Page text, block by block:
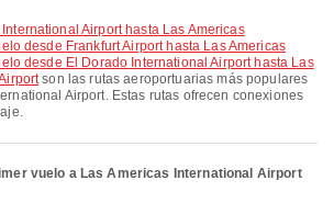
desde Frankfurt Airport hasta Las Americas
desde El Dorado International Airport hasta Las
son las rutas aeroportuarias más populares
Airport. Estas rutas ofrecen conexiones
vuelo a Las Americas International Airport